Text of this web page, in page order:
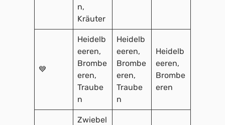
n,
Kräuter
💙
Heidelb
eeren,
Brombe
eren,
Traube
n
Heidelb
eeren,
Brombe
eren,
Traube
n
Heidelb
eeren,
Brombe
eren
Zwiebel